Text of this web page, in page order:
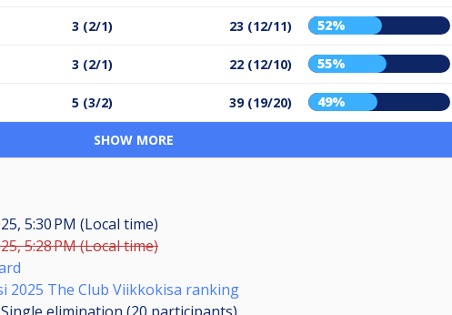
3 (2/1) 23 (12/11) 52%
3 (2/1) 22 (12/10) 55%
5 (3/2) 39 (19/20) 49%
SHOW MORE
5:30 PM (Local time)
5:28 PM (Local time)
2025 The Club Viikkokisa ranking
elimination (20 participants)